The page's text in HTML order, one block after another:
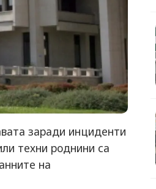
заради инциденти
техни роднини са
на